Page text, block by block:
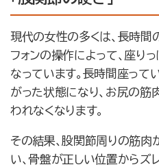
現代の女性の多くは、長時間
フォンの操作によって、座り
なっています。長時間座って
がった状態になり、お尻の
われなくなります。
その結果、股関節周りの筋肉
い、骨盤が正しい位置からズ